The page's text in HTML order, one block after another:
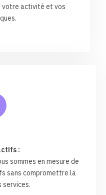
votre activité et vos
:
sommes en mesure de
sans compromettre la
services.